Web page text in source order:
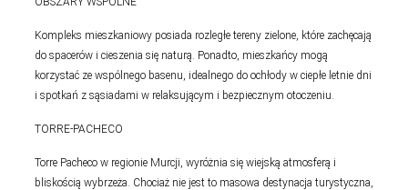
Kompleks mieszkaniowy posiada rozległe tereny zielone, które zachęcają
do spacerów i cieszenia się naturą. Ponadto, mieszkańcy mogą
korzystać ze wspólnego basenu, idealnego do ochłody w ciepłe letnie dni
i spotkań z sąsiadami w relaksującym i bezpiecznym otoczeniu.
TORRE-PACHECO
Torre Pacheco w regionie Murcji, wyróżnia się wiejską atmosferą i
bliskością wybrzeża. Chociaż nie jest to masowa destynacja turystyczna,